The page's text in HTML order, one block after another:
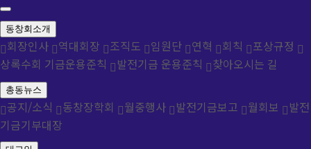
동창회소개
회장인사 역대회장 조직도 임원단 연혁 회칙
포상규정
상록수회 기금운용준칙
발전기금 운용준칙 찾아오시는 길
총동뉴스
공지/소식 동창장학회 월중행사 발전기금보고 월회보
발전
기금기부대장